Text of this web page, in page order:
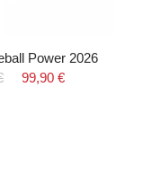
Power 2026
99,90 €